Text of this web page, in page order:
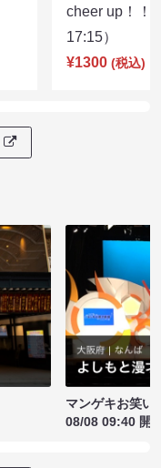
cheer up！
17:15）
¥1300 (税込)
マンゲキお笑い
08/08 09:40 開